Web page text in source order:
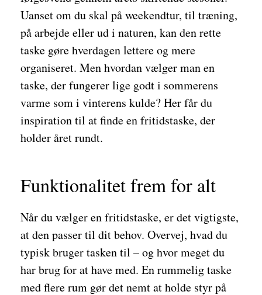
Uanset om du skal på weekendtur, til træning,
på arbejde eller ud i naturen, kan den rette
taske gøre hverdagen lettere og mere
organiseret. Men hvordan vælger man en
taske, der fungerer lige godt i sommerens
varme som i vinterens kulde? Her får du
inspiration til at finde en fritidstaske, der
holder året rundt.
Funktionalitet frem for alt
Når du vælger en fritidstaske, er det vigtigste,
at den passer til dit behov. Overvej, hvad du
typisk bruger tasken til – og hvor meget du
har brug for at have med. En rummelig taske
med flere rum gør det nemt at holde styr på